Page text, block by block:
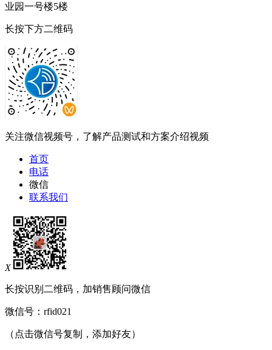
业园一号楼5楼
长按下方二维码
关注微信视频号，了解产品测试和方案介绍视频
首页
电话
微信
联系我们
X
长按识别二维码，加销售顾问微信
微信号： rfid021
（点击微信号复制，添加好友）